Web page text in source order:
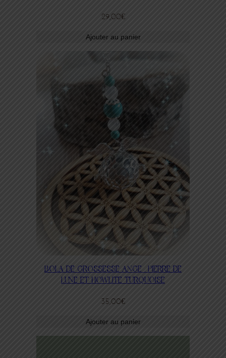
29,00€
Ajouter au panier
BOLA DE GROSSESSE ANGE , PIERRE DE
LUNE ET HOWLITE TURQUOISE
35,00€
Ajouter au panier